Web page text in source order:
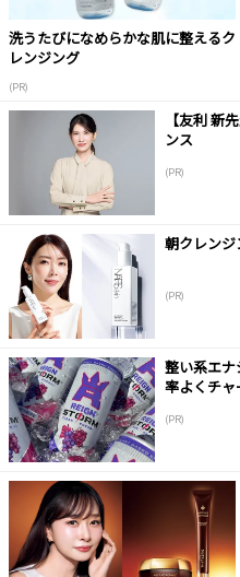
洗うたびになめらかな肌に整えるク
レンジング
(PR)
【友利 新
ンス
(PR)
朝クレン
(PR)
整い系エ
率よくチャ
(PR)